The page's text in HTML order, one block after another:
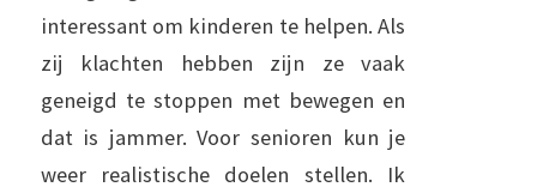
interessant om kinderen te helpen. Als
zij klachten hebben zijn ze vaak
geneigd te stoppen met bewegen en
dat is jammer. Voor senioren kun je
weer realistische doelen stellen. Ik